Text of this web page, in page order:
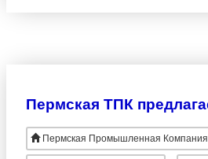
Пермская Промышленная Компания